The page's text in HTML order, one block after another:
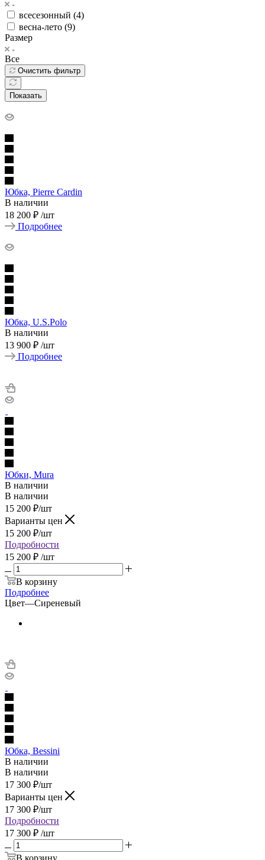
всесезонный (4)
весна-лето (9)
Размер
Все
Очистить фильтр
Показать
Юбка, Pierre Cardin
В наличии
18 200 ₽ /шт
Подробнее
Юбка, U.S.Polo
В наличии
13 900 ₽ /шт
Подробнее
Юбки, Mura
В наличии
В наличии
15 200 ₽/шт
Варианты цен
15 200 ₽/шт
Подробности
15 200 ₽ /шт
В корзину
Подробнее
Цвет—Сиреневый
Юбка, Bessini
В наличии
В наличии
17 300 ₽/шт
Варианты цен
17 300 ₽/шт
Подробности
17 300 ₽ /шт
В корзину